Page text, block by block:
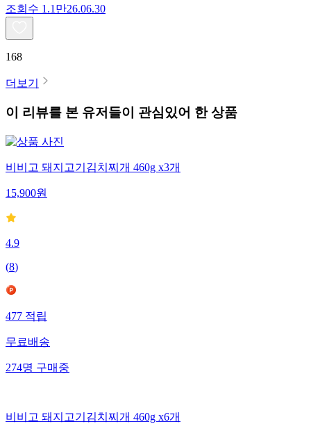
조회수 1.1만26.06.30
168
더보기
이 리뷰를 본 유저들이 관심있어 한 상품
비비고 돼지고기김치찌개 460g x3개
15,900원
4.9
(8)
477 적립
무료배송
274명 구매중
비비고 돼지고기김치찌개 460g x6개